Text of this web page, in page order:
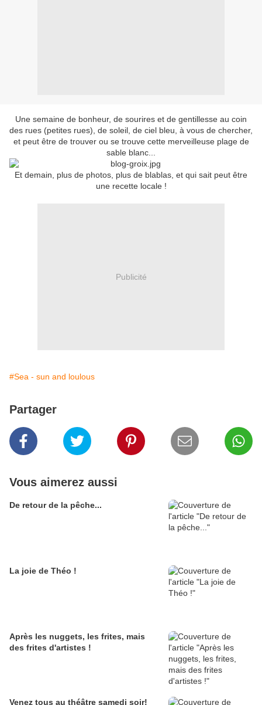
Une semaine de bonheur, de sourires et de gentillesse au coin
des rues (petites rues), de soleil, de ciel bleu, à vous de chercher,
et peut être de trouver ou se trouve cette merveilleuse plage de
sable blanc...
Et demain, plus de photos, plus de blablas, et qui sait peut être
une recette locale !
Publicité
#Sea - sun and loulous
Partager
Vous aimerez aussi
De retour de la pêche...
La joie de Théo !
Après les nuggets, les frites, mais
des frites d'artistes !
Venez tous au théâtre samedi soir!